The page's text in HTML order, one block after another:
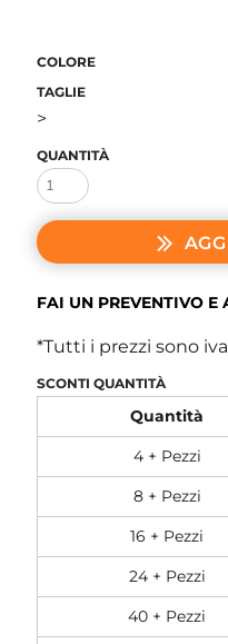
COLORE
TAGLIE
>
QUANTITÀ
FAI UN PREVENTIVO E
*Tutti i prezzi sono
SCONTI QUANTITÀ
Quantità
4 + Pezzi
8 + Pezzi
16 + Pezzi
24 + Pezzi
40 + Pezzi